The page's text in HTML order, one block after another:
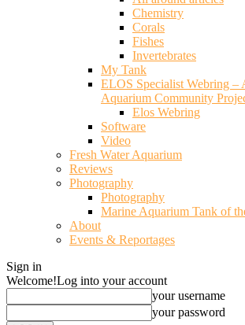
Chemistry
Corals
Fishes
Invertebrates
My Tank
ELOS Specialist Webring –
Aquarium Community
Elos Webring
Software
Video
Fresh Water Aquarium
Reviews
Photography
Photography
Marine Aquarium Tank of
About
Events & Reportages
Sign in
Welcome!Log into your account
your username
your password